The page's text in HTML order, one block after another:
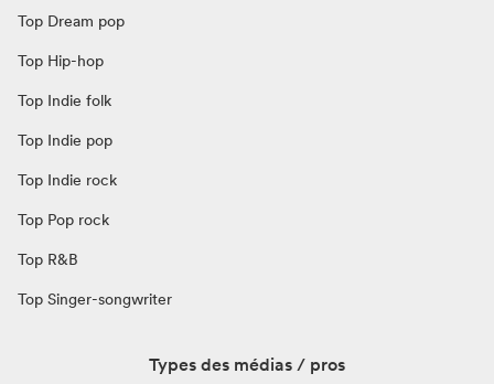
Top Dream pop
Top Hip-hop
Top Indie folk
Top Indie pop
Top Indie rock
Top Pop rock
Top R&B
Top Singer-songwriter
Types des médias / pros